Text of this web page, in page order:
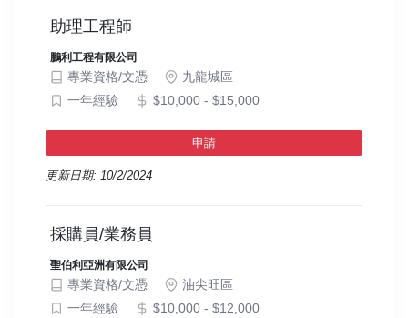
助理工程師
鵬利工程有限公司
專業資格/文憑
九龍城區
一年經驗
$10,000 - $15,000
申請
更新日期: 10/2/2024
採購員/業務員
聖伯利亞洲有限公司
專業資格/文憑
油尖旺區
一年經驗
$10,000 - $12,000